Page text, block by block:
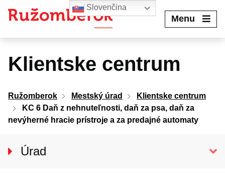
Menu
Klientske centrum
Ružomberok Mestský úrad
Klientske centrum
KC 6 Daň z nehnuteľnosti, daň za psa, daň za
nevýherné hracie prístroje a za predajné automaty
Úrad
Slovenčina